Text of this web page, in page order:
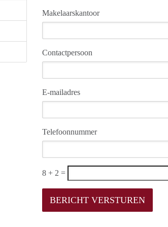
Makelaarskantoor
Contactpersoon
E-mailadres
Telefoonnummer
8 + 2 =